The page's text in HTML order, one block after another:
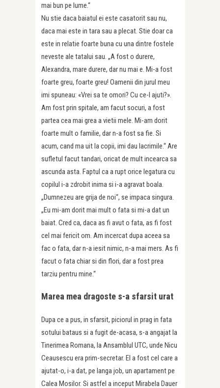
mai bun pe lume.“
Nu stie daca baiatul ei este casatorit sau nu,
daca mai este in tara sau a plecat. Stie doar ca
este in relatie foarte buna cu una dintre fostele
neveste ale tatalui sau. „A fost o durere,
Alexandra, mare durere, dar nu mai e. Mi-a fost
foarte greu, foarte greu! Oamenii din jurul meu
imi spuneau: «Vrei sa te omori? Cu ce-l ajuti?».
Am fost prin spitale, am facut socuri, a fost
partea cea mai grea a vietii mele. Mi-am dorit
foarte mult o familie, dar n-a fost sa fie. Si
acum, cand ma uit la copii, imi dau lacrimile.“ Are
sufletul facut tandari, oricat de mult incearca sa
ascunda asta. Faptul ca a rupt orice legatura cu
copilul i-a zdrobit inima si i-a agravat boala.
„Dumnezeu are grija de noi“, se impaca singura.
„Eu mi-am dorit mai mult o fata si mi-a dat un
baiat. Cred ca, daca as fi avut o fata, as fi fost
cel mai fericit om. Am incercat dupa aceea sa
fac o fata, dar n-a iesit nimic, n-a mai mers. As fi
facut o fata chiar si din flori, dar a fost prea
tarziu pentru mine.“
Marea mea dragoste s-a sfarsit urat
Dupa ce a pus, in sfarsit, piciorul in prag in fata
sotului bataus si a fugit de-acasa, s-a angajat la
Tinerimea Romana, la Ansamblul UTC, unde Nicu
Ceausescu era prim-secretar. El a fost cel care a
ajutat-o, i-a dat, pe langa job, un apartament pe
Calea Mosilor. Si astfel a inceput Mirabela Dauer